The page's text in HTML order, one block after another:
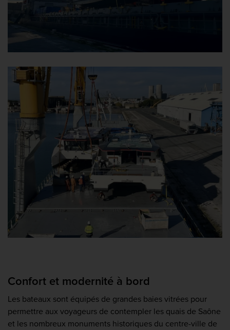
Confort et modernité à bord
Les bateaux sont équipés de grandes baies vitrées pour
permettre aux voyageurs de contempler les quais de Saône
et les nombreux monuments historiques du centre-ville de